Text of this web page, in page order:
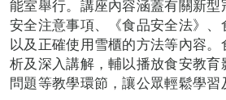
能室舉行。講座內容涵蓋有關新
安全注意事項、《食品安全法》、
以及正確使用雪櫃的方法等內容
析及深入講解，輔以播放食安教
問題等教學環節，讓公眾輕鬆學習